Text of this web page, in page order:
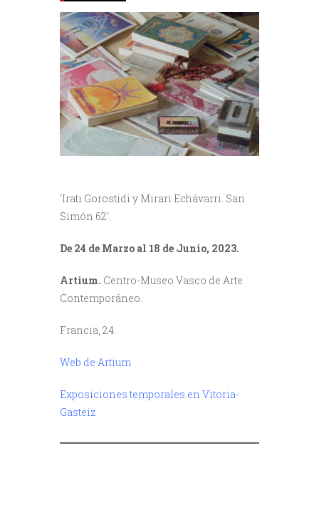
‘Irati Gorostidi y Mirari Echávarri. San
Simón 62’.
De 24 de Marzo al 18 de Junio, 2023.
Artium. Centro-Museo Vasco de Arte
Contemporáneo.
Francia, 24.
Web de Artium
Exposiciones temporales en Vitoria-
Gasteiz